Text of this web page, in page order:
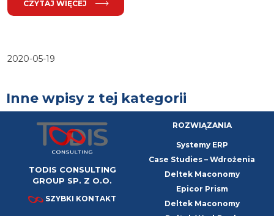
2020-05-19
Inne wpisy z tej kategorii
CZYTAJ WIĘCEJ
TODIS CONSULTING
GROUP SP. Z O.O.
SZYBKI KONTAKT
ROZWIĄZANIA
Systemy ERP
Case Studies – Wdrożenia
Deltek Maconomy
Epicor Prism
Deltek Maconomy